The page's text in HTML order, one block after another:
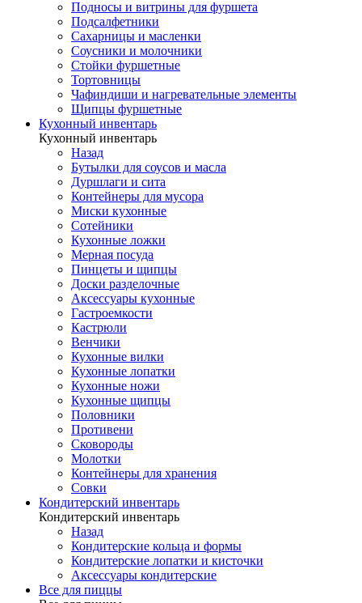
Подносы и витрины для фуршета
Подсалфетники
Сахарницы и масленки
Соусники и молочники
Стойки фуршетные
Тортовницы
Чафиндиши и нагревательные элементы
Щипцы фуршетные
Кухонный инвентарь
Кухонный инвентарь
Назад
Бутылки для соусов и масла
Дуршлаги и сита
Контейнеры для мусора
Миски кухонные
Сотейники
Кухонные ложки
Мерная посуда
Пинцеты и щипцы
Доски разделочные
Аксессуары кухонные
Гастроемкости
Кастрюли
Венчики
Кухонные вилки
Кухонные лопатки
Кухонные ножи
Кухонные щипцы
Половники
Противени
Сковороды
Молотки
Контейнеры для хранения
Совки
Кондитерский инвентарь
Кондитерский инвентарь
Назад
Кондитерские кольца и формы
Кондитерские лопатки и кисточки
Аксессуары кондитерские
Все для пиццы